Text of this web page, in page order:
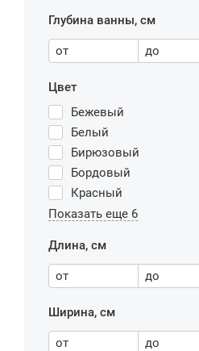
Глубина ванны, см
от до
Цвет
Бежевый
Белый
Бирюзовый
Бордовый
Красный
Показать еще 6
Длина, см
от до
Ширина, см
от до